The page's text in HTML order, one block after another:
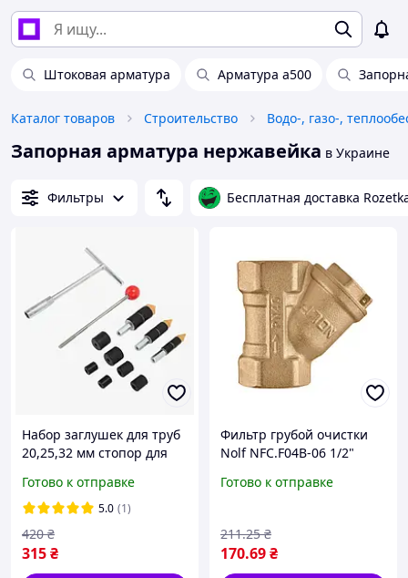
Штоковая арматура Арматура а500
Каталог товаров Строительство Водо-, газо-,
Запорная арматура нержавейка в Украине
Фильтры Бесплатная доставка
Набор заглушек для труб
20,25,32 мм стопор для
Готово к отправке
5.0 (1)
315₴
420 ₴
Фильтр грубой очистки
Nolf NFC.F04B-06 1/2"
Бар
Готово к отправке
170.69₴
211.25 ₴